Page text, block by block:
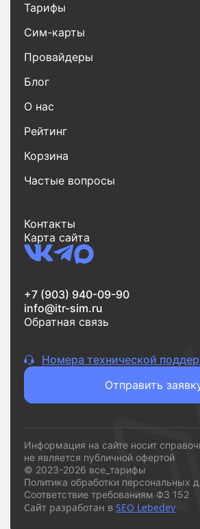
Тарифы
Сим-карты
Провайдеры
Блог
О нас
Рейтинг
Корзина
Частые вопросы
Контакты
Карта сайта
+7 (903) 940-09-90
info@itr-sim.ru
Обратная связь
Номера технической
Отправить
Информация на сайте носит
не является публичной офертой
© 2023-2026 все_тарифы
Политика обработки персональных
Соответствие требованиям ФЗ 152
Сайт разработан в SEO Lebedev